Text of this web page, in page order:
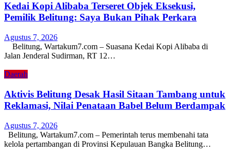
Kedai Kopi Alibaba Terseret Objek Eksekusi,
Pemilik Belitung: Saya Bukan Pihak Perkara
Agustus 7, 2026
Belitung, Wartakum7.com – Suasana Kedai Kopi Alibaba di
Jalan Jenderal Sudirman, RT 12…
Daerah
Aktivis Belitung Desak Hasil Sitaan Tambang untuk
Reklamasi, Nilai Penataan Babel Belum Berdampak
Agustus 7, 2026
Belitung, Wartakum7.com – Pemerintah terus membenahi tata
kelola pertambangan di Provinsi Kepulauan Bangka Belitung…